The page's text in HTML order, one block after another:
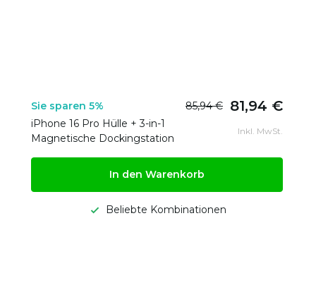
Sie sparen 5% 85,94 € 81,94 €
iPhone 16 Pro Hülle + 3-in-1
Magnetische Dockingstation
Inkl. MwSt.
In den Warenkorb
Beliebte Kombinationen